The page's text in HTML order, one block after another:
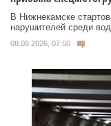
В Нижнекамске
нарушителей среди
08.08.2026, 07:50